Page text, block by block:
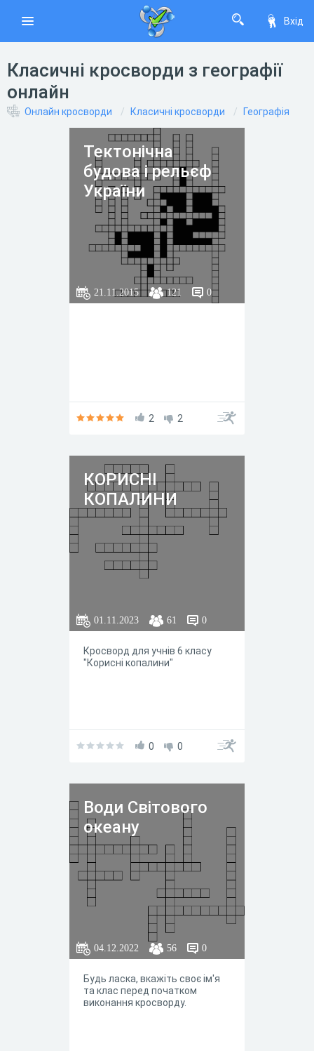
Вхід
Класичні кросворди з географії
онлайн
Онлайн кросворди Класичні кросворди Географія
Тектонічна
будова і рельєф
України
21.11.2015 121 0
2 2
КОРИСНІ
КОПАЛИНИ
01.11.2023 61 0
Кросворд для учнів 6 класу
"Корисні копалини"
0 0
Води Світового
океану
04.12.2022 56 0
Будь ласка, вкажіть своє ім'я
та клас перед початком
виконання кросворду.